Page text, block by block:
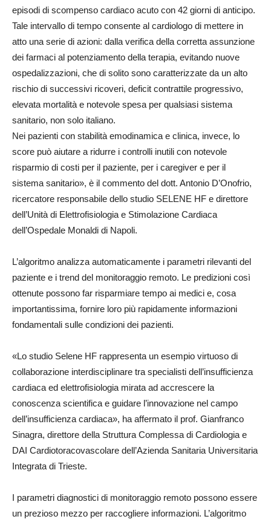
episodi di scompenso cardiaco acuto con 42 giorni di anticipo.
Tale intervallo di tempo consente al cardiologo di mettere in
atto una serie di azioni: dalla verifica della corretta assunzione
dei farmaci al potenziamento della terapia, evitando nuove
ospedalizzazioni, che di solito sono caratterizzate da un alto
rischio di successivi ricoveri, deficit contrattile progressivo,
elevata mortalità e notevole spesa per qualsiasi sistema
sanitario, non solo italiano.
Nei pazienti con stabilità emodinamica e clinica, invece, lo
score può aiutare a ridurre i controlli inutili con notevole
risparmio di costi per il paziente, per i caregiver e per il
sistema sanitario», è il commento del dott. Antonio D’Onofrio,
ricercatore responsabile dello studio SELENE HF e direttore
dell’Unità di Elettrofisiologia e Stimolazione Cardiaca
dell’Ospedale Monaldi di Napoli.
L’algoritmo analizza automaticamente i parametri rilevanti del
paziente e i trend del monitoraggio remoto. Le predizioni così
ottenute possono far risparmiare tempo ai medici e, cosa
importantissima, fornire loro più rapidamente informazioni
fondamentali sulle condizioni dei pazienti.
«Lo studio Selene HF rappresenta un esempio virtuoso di
collaborazione interdisciplinare tra specialisti dell’insufficienza
cardiaca ed elettrofisiologia mirata ad accrescere la
conoscenza scientifica e guidare l’innovazione nel campo
dell’insufficienza cardiaca», ha affermato il prof. Gianfranco
Sinagra, direttore della Struttura Complessa di Cardiologia e
DAI Cardiotoracovascolare dell’Azienda Sanitaria Universitaria
Integrata di Trieste.
I parametri diagnostici di monitoraggio remoto possono essere
un prezioso mezzo per raccogliere informazioni. L’algoritmo